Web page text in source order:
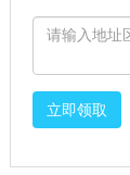
立即领取